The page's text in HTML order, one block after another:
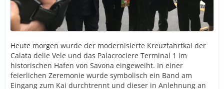
Heute morgen wurde der modernisierte Kreuzfahrtkai der
Calata delle Vele und das Palacrociere Terminal 1 im
historischen Hafen von Savona eingeweiht. In einer
feierlichen Zeremonie wurde symbolisch ein Band am
Eingang zum Kai durchtrennt und dieser in Anlehnung an